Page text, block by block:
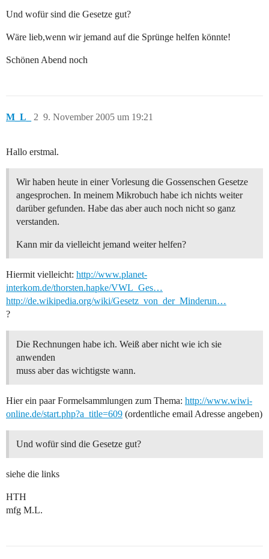
Und wofür sind die Gesetze gut?
Wäre lieb,wenn wir jemand auf die Sprünge helfen könnte!
Schönen Abend noch
M_L_ 9. November 2005 um 19:21
2
Hallo erstmal.
Wir haben heute in einer Vorlesung die Gossenschen Gesetze
angesprochen. In meinem Mikrobuch habe ich nichts weiter
darüber gefunden. Habe das aber auch noch nicht so ganz
verstanden.
Kann mir da vielleicht jemand weiter helfen?
Hiermit vielleicht: http://www.planet-
interkom.de/thorsten.hapke/VWL_Ges…
http://de.wikipedia.org/wiki/Gesetz_von_der_Minderun…
?
Die Rechnungen habe ich. Weiß aber nicht wie ich sie
anwenden
muss aber das wichtigste wann.
Hier ein paar Formelsammlungen zum Thema: http://www.wiwi-
online.de/start.php?a_title=609 (ordentliche email Adresse angeben)
Und wofür sind die Gesetze gut?
siehe die links
HTH
mfg M.L.